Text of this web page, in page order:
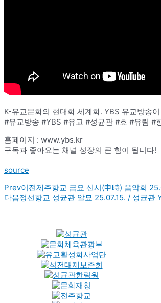
K-유교문화의 현대화 세계화. YBS 유교방송
#유교방송 #YBS #유교 #성균관 #효 #유림 #
홈페이지 : www.ybs.kr
구독과 좋아요는 채널 성장의 큰 힘이 됩니다!
source
Prev이전제주향교 금요 신시(申時) 음악회
다음정선향교 성균관 알묘 25.07.15. / 성균관